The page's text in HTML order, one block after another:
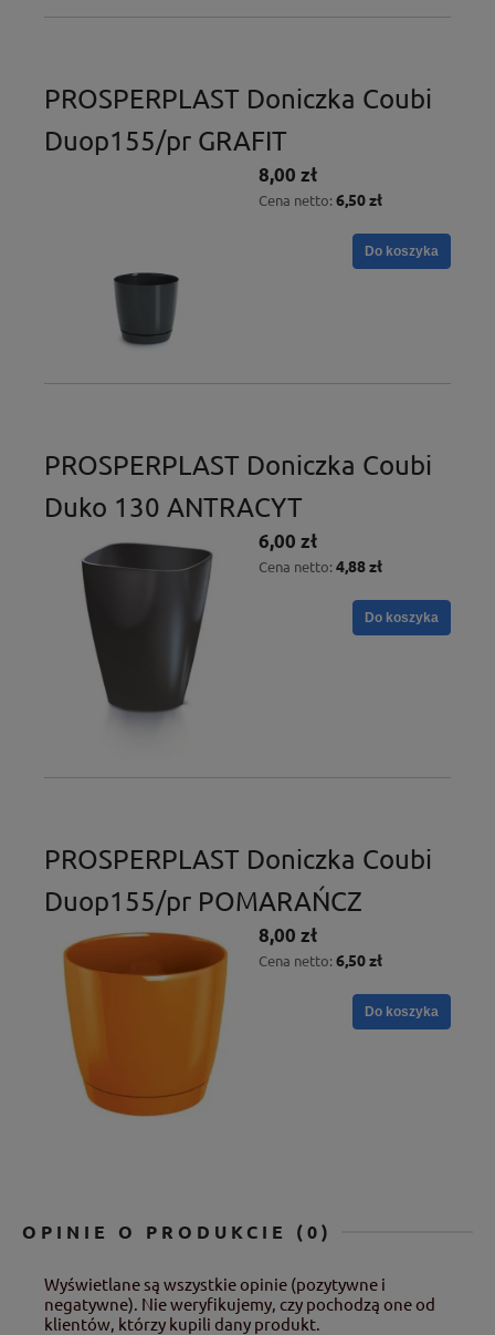
PROSPERPLAST Doniczka Coubi
Duop155/pr GRAFIT
8,00 zł
Cena netto: 6,50 zł
Do koszyka
PROSPERPLAST Doniczka Coubi
Duko 130 ANTRACYT
6,00 zł
Cena netto: 4,88 zł
Do koszyka
PROSPERPLAST Doniczka Coubi
Duop155/pr POMARAŃCZ
8,00 zł
Cena netto: 6,50 zł
Do koszyka
OPINIE O PRODUKCIE (0)
Wyświetlane są wszystkie opinie (pozytywne i
negatywne). Nie weryfikujemy, czy pochodzą one od
klientów, którzy kupili dany produkt.